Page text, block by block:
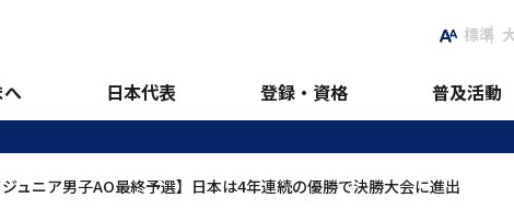
標準
日本代表 登録・資格 普及活動
子AO最終予選】日本は4
ジュニア男子AO最終予選】日本は4年連続の優勝で決勝大会に進出